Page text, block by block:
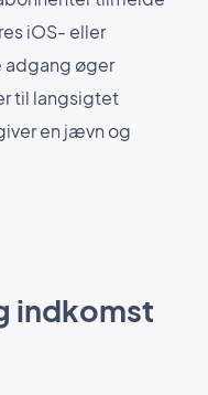
iOS- eller
adgang øger
til langsigtet
en jævn og
indkomst